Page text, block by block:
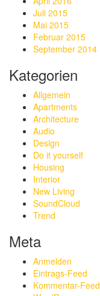
Juli 2015
Mai 2015
Februar 2015
September 2014
Kategorien
Allgemein
Apartments
Architecture
Audio
Design
Do it yourself
Housing
Interior
New Living
SoundCloud
Trend
Meta
Anmelden
Eintrags-Feed
Kommentar-Feed